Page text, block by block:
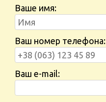
Ваше имя:
Ваш номер телефона:
Ваш e-mail: